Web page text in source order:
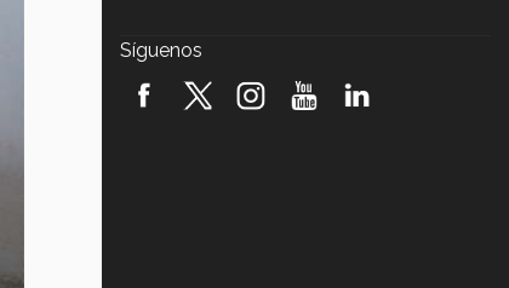
robótica FIRST 2026! (video)
Síguenos